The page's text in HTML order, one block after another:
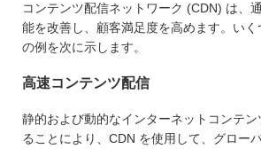
コンテンツ配信ネットワーク (CDN) は、
能を改善し、顧客満足度を高めます。いく
の例を次に示します。
高速コンテンツ配信
静的および動的なインターネットコンテ
ることにより、CDN を使用して、グロー